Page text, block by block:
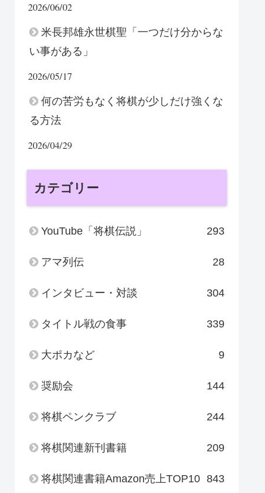
2026/06/02
米長邦雄永世棋聖「一つだけ分からな
い事がある」
2026/05/17
何の苦労もなく将棋が少しだけ強くな
る方法
2026/04/29
カテゴリー
YouTube「将棋伝説」 293
アマ列伝 28
インタビュー・対談 304
タイトル戦の食事 339
大ポカなど 9
奨励会 144
将棋ペンクラブ 244
将棋関連新刊書籍 209
将棋関連書籍Amazon売上TOP10 843